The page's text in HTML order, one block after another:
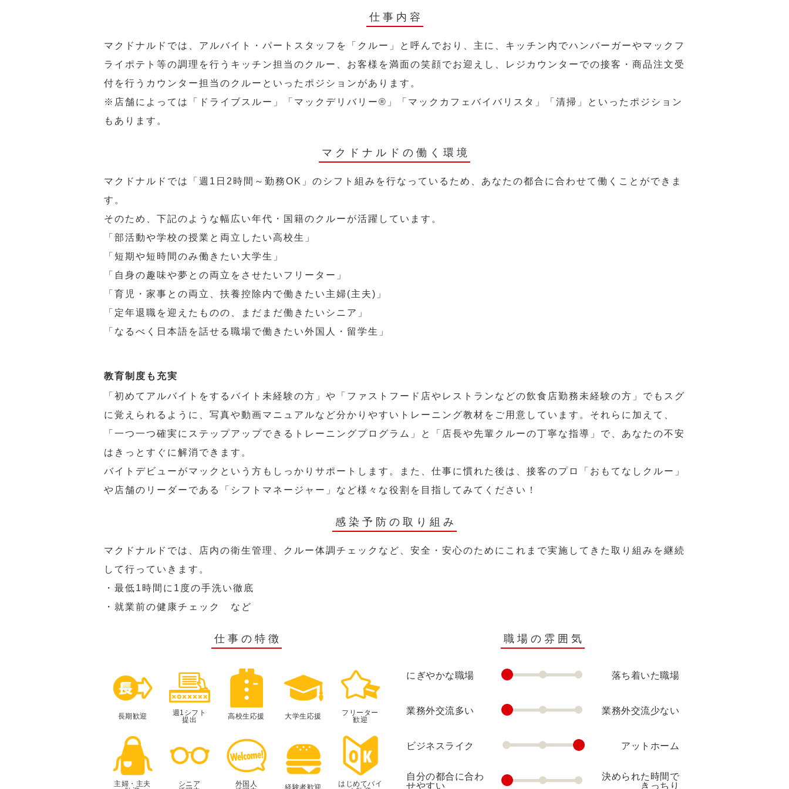
仕事内容
マクドナルドでは、アルバイト・パートスタッフを「クルー」と呼んでおり、主に、キッチン内でハンバーガーやマックフ
ライポテト等の調理を行うキッチン担当のクルー、お客様を満面の笑顔でお迎えし、レジカウンターでの接客・商品注文受
付を行うカウンター担当のクルーといったポジションがあります。
※店舗によっては「ドライブスルー」「マックデリバリー®︎」「マックカフェバイバリスタ」「清掃」といったポジション
もあります。
マクドナルドの働く環境
マクドナルドでは「週1日2時間～勤務OK」のシフト組みを行なっているため、あなたの都合に合わせて働くことができま
す。
そのため、下記のような幅広い年代・国籍のクルーが活躍しています。
「部活動や学校の授業と両立したい高校生」
「短期や短時間のみ働きたい大学生」
「自身の趣味や夢との両立をさせたいフリーター」
「育児・家事との両立、扶養控除内で働きたい主婦(主夫)」
「定年退職を迎えたものの、まだまだ働きたいシニア」
「なるべく日本語を話せる職場で働きたい外国人・留学生」
教育制度も充実
「初めてアルバイトをするバイト未経験の方」や「ファストフード店やレストランなどの飲食店勤務未経験の方」でもスグ
に覚えられるように、写真や動画マニュアルなど分かりやすいトレーニング教材をご用意しています。それらに加えて、
「一つ一つ確実にステップアップできるトレーニングプログラム」と「店長や先輩クルーの丁寧な指導」で、あなたの不安
はきっとすぐに解消できます。
バイトデビューがマックという方もしっかりサポートします。また、仕事に慣れた後は、接客のプロ「おもてなしクルー」
や店舗のリーダーである「シフトマネージャー」など様々な役割を目指してみてください！
感染予防の取り組み
マクドナルドでは、店内の衛生管理、クルー体調チェックなど、安全・安心のためにこれまで実施してきた取り組みを継続
して行っていきます。
・最低1時間に1度の手洗い徹底
・就業前の健康チェック など
仕事の特徴
長期歓迎
週1シフト
提出
高校生応援 大学生応援
フリーター
歓迎
主婦・主夫
シニア
外国人
経験者歓迎
はじめてバイ
職場の雰囲気
にぎやかな職場 落ち着いた職場
業務外交流多い 業務外交流少ない
ビジネスライク アットホーム
自分の都合に合わ
せやすい
決められた時間で
きっちり